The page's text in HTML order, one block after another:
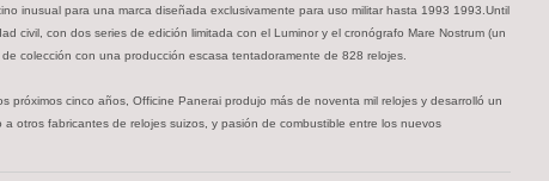
inusual para una marca diseñada exclusivamente para uso militar hasta 1993 1993.Until
civil, con dos series de edición limitada con el Luminor y el cronógrafo Mare Nostrum (un
colección con una producción escasa tentadoramente de 828 relojes.
cinco años, Officine Panerai produjo más de noventa mil relojes y desarrolló un
otros fabricantes de relojes suizos, y pasión de combustible entre los nuevos